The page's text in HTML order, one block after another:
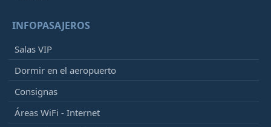
INFOPASAJEROS
Salas VIP
Dormir en el aeropuerto
Consignas
Áreas WiFi - Internet